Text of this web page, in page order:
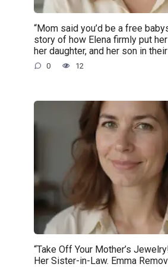
“Mom said you’d be a free
story of how Elena firmly put
her daughter, and her son in
0 12
“Take Off Your Mother’s
Her Sister-in-Law. Emma